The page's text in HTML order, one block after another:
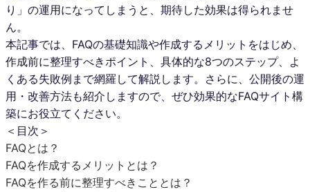
り」の運用になってしまうと、期待した効果は得られませ
ん。
本記事では、FAQの基礎知識や作成するメリットをはじめ、
作成前に整理すべきポイント、具体的な8つのステップ、よ
くある失敗例まで網羅して解説します。さらに、公開後の運
用・改善方法も紹介しますので、ぜひ効果的なFAQサイト構
築にお役立てください。
＜目次＞
FAQとは？
FAQを作成するメリットとは？
FAQを作る前に整理すべきこととは？